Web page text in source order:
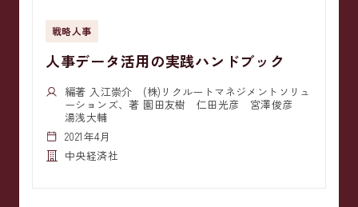
戦略人事
人事データ活用の実践ハンドブック
編著 入江崇介 (株)リクルートマネジメントソリュ
ーションズ、著 園田友樹 仁田光彦 宮澤俊彦
湯浅大輔
2021年4月
中央経済社